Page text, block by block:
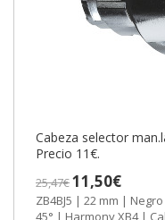
Cabeza selector
Precio 11€.
25,47€11,50€
ZB4BJ5 | 22 mm |
45° | Harmony XB4 |